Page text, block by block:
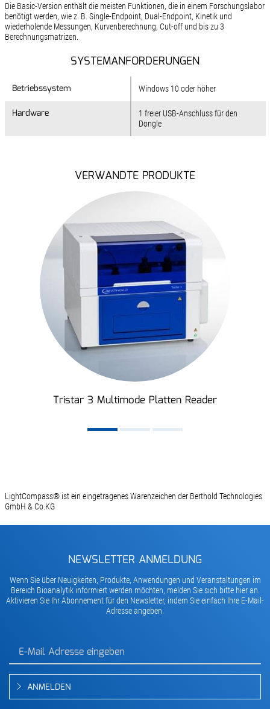
Die Basic-Version enthält die meisten Funktionen, die in einem Forschungslabor
benötigt werden, wie z. B. Single-Endpoint, Dual-Endpoint, Kinetik und
wiederholende Messungen, Kurvenberechnung, Cut-off und bis zu 3
Berechnungsmatrizen.
SYSTEMANFORDERUNGEN
Betriebssystem
Hardware
Betriebssystem Windows 10 oder höher
Hardware
1 freier USB-Anschluss für den
Dongle
VERWANDTE PRODUKTE
Tristar 3 Multimode Platten Reader
LightCompass® ist ein eingetragenes Warenzeichen der Berthold Technologies
GmbH & Co.KG
NEWSLETTER ANMELDUNG
Wenn Sie über Neuigkeiten, Produkte, Anwendungen und Veranstaltungen im
Bereich Bioanalytik informiert werden möchten, melden Sie sich bitte hier an.
Aktivieren Sie Ihr Abonnement für den Newsletter, indem Sie einfach Ihre E-Mail-
Adresse angeben.
ANMELDEN